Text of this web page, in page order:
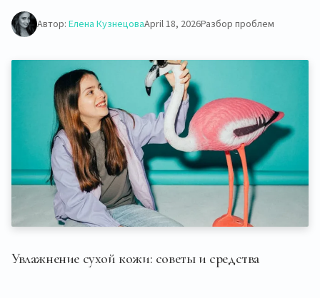
Автор: Елена КузнецоваApril 18, 2026Разбор проблем
Увлажнение сухой кожи: советы и средства